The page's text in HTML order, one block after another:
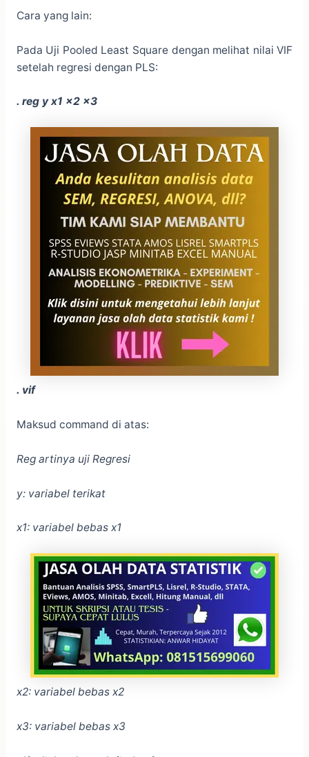
Cara yang lain:
Pada Uji Pooled Least Square dengan melihat nilai VIF
setelah regresi dengan PLS:
. reg y x1 x2 x3
. vif
Maksud command di atas:
Reg artinya uji Regresi
y: variabel terikat
x1: variabel bebas x1
x2: variabel bebas x2
x3: variabel bebas x3